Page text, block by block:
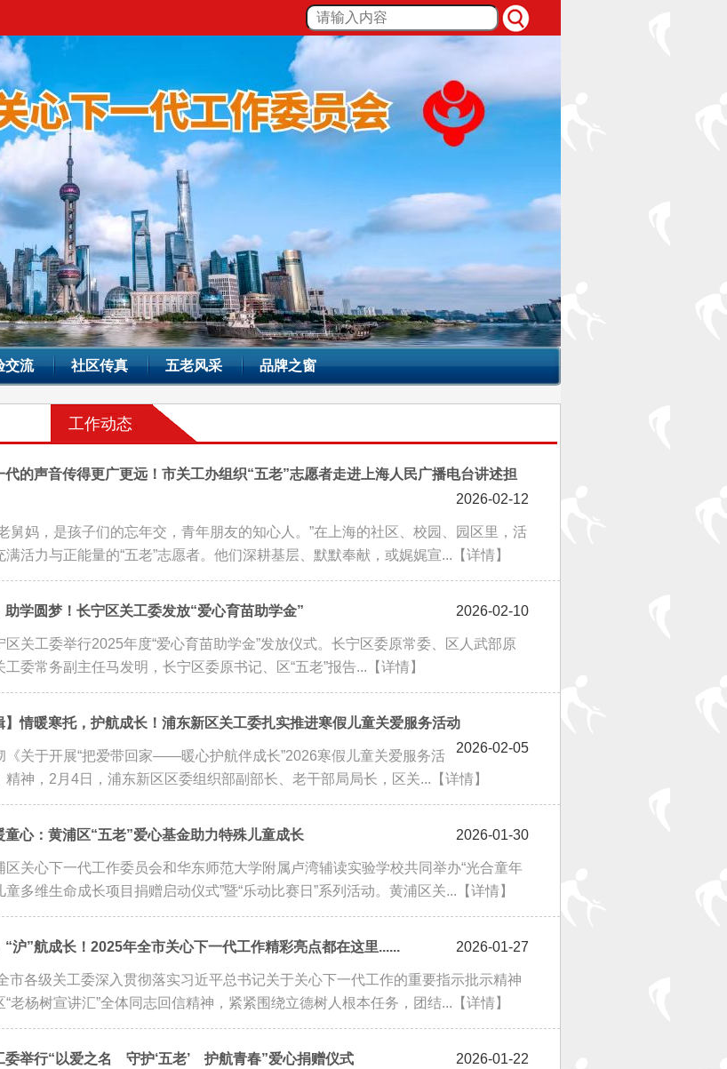
交流 社区传真 五老风采 品牌之窗
工作动态
代的声音传得更广更远！市关工办组织“五老”志愿者走进上海人民广播电台讲述担
2026-02-12
舅妈，是孩子们的忘年交，青年朋友的知心人。”在上海的社区、校园、园区里，活
满活力与正能量的“五老”志愿者。他们深耕基层、默默奉献，或娓娓宣... 【详情】
助学圆梦！长宁区关工委发放“爱心育苗助学金” 2026-02-10
区关工委举行2025年度“爱心育苗助学金”发放仪式。长宁区委原常委、区人武部原
工委常务副主任马发明，长宁区委原书记、区“五老”报告... 【详情】
】情暖寒托，护航成长！浦东新区关工委扎实推进寒假儿童关爱服务活动
2026-02-05
《关于开展“把爱带回家——暖心护航伴成长”2026寒假儿童关爱服务活
精神，2月4日，浦东新区区委组织部副部长、老干部局局长，区关... 【详情】
童心：黄浦区“五老”爱心基金助力特殊儿童成长 2026-01-30
区关心下一代工作委员会和华东师范大学附属卢湾辅读实验学校共同举办“光合童年
多维生命成长项目捐赠启动仪式”暨“乐动比赛日”系列活动。黄浦区关... 【详情】
“沪”航成长！2025年全市关心下一代工作精彩亮点都在这里...... 2026-01-27
市各级关工委深入贯彻落实习近平总书记关于关心下一代工作的重要指示批示精神
“老杨树宣讲汇”全体同志回信精神，紧紧围绕立德树人根本任务，团结... 【详情】
委举行“以爱之名 守护‘五老’ 护航青春”爱心捐赠仪式 2026-01-22